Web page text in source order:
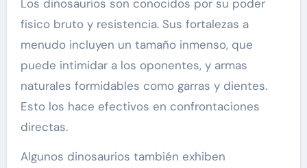
Los dinosaurios son conocidos por su poder
físico bruto y resistencia. Sus fortalezas a
menudo incluyen un tamaño inmenso, que
puede intimidar a los oponentes, y armas
naturales formidables como garras y dientes.
Esto los hace efectivos en confrontaciones
directas.
Algunos dinosaurios también exhiben